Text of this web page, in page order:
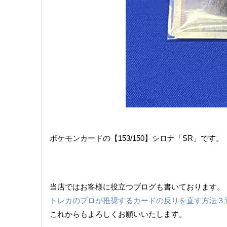
ポケモンカードの【153/150】シロナ「SR」です。
当店ではお客様に役立つブログも書いております。
トレカのプロが推奨するカードの反りを直す方法３
これからもよろしくお願いいたします。